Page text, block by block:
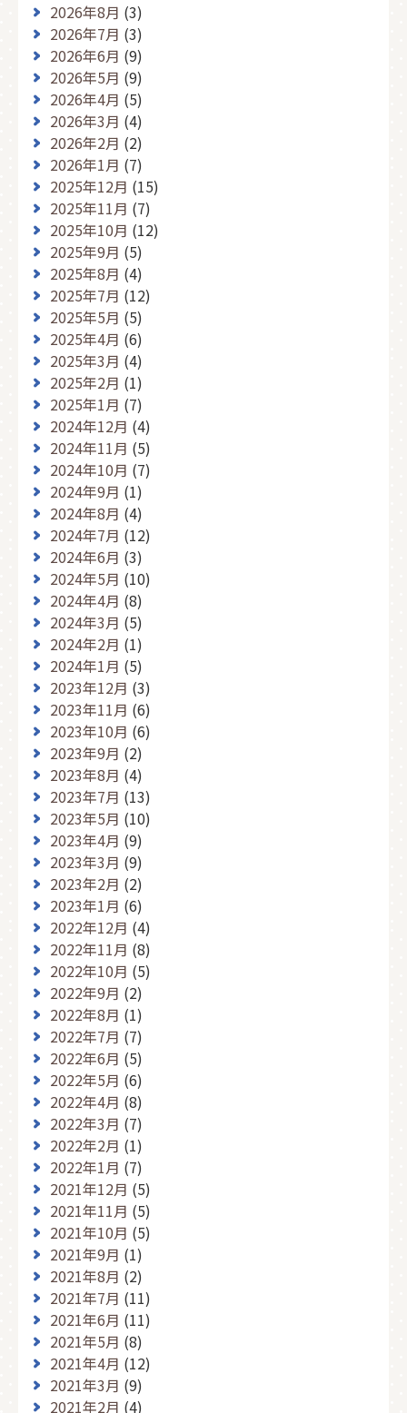
2026年8月 (3)
2026年7月 (3)
2026年6月 (9)
2026年5月 (9)
2026年4月 (5)
2026年3月 (4)
2026年2月 (2)
2026年1月 (7)
2025年12月 (15)
2025年11月 (7)
2025年10月 (12)
2025年9月 (5)
2025年8月 (4)
2025年7月 (12)
2025年5月 (5)
2025年4月 (6)
2025年3月 (4)
2025年2月 (1)
2025年1月 (7)
2024年12月 (4)
2024年11月 (5)
2024年10月 (7)
2024年9月 (1)
2024年8月 (4)
2024年7月 (12)
2024年6月 (3)
2024年5月 (10)
2024年4月 (8)
2024年3月 (5)
2024年2月 (1)
2024年1月 (5)
2023年12月 (3)
2023年11月 (6)
2023年10月 (6)
2023年9月 (2)
2023年8月 (4)
2023年7月 (13)
2023年5月 (10)
2023年4月 (9)
2023年3月 (9)
2023年2月 (2)
2023年1月 (6)
2022年12月 (4)
2022年11月 (8)
2022年10月 (5)
2022年9月 (2)
2022年8月 (1)
2022年7月 (7)
2022年6月 (5)
2022年5月 (6)
2022年4月 (8)
2022年3月 (7)
2022年2月 (1)
2022年1月 (7)
2021年12月 (5)
2021年11月 (5)
2021年10月 (5)
2021年9月 (1)
2021年8月 (2)
2021年7月 (11)
2021年6月 (11)
2021年5月 (8)
2021年4月 (12)
2021年3月 (9)
2021年2月 (4)